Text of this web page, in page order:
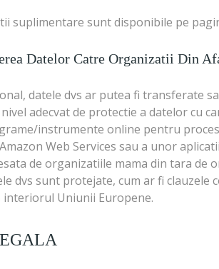
suplimentare sunt disponibile pe
Datelor Catre Organizatii Din
datele dvs ar putea fi transferate
adecvat de protectie a datelor cu
instrumente online pentru
Web Services sau a unor
de organizatiile mama din tara de
dvs sunt protejate, cum ar fi
interiorul Uniunii Europene.